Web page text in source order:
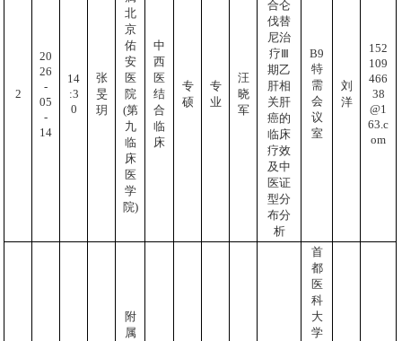
2
20
26
-
05
-
14
14
:3
0
张
旻
玥
北
京
佑
安
医
院
(第
九
临
床
医
学
院)
中
西
医
结
合
临
床
专
硕
专
业
汪
晓
军
合仑
伐替
尼治
疗Ⅲ
期乙
肝相
关肝
癌的
临床
疗效
及中
医证
型分
布分
析
B9
特
需
会
议
室
刘
洋
152
109
466
38
@1
63.c
om
附
属
首
都
医
科
大
学